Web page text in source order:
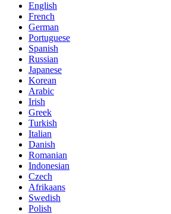
English
French
German
Portuguese
Spanish
Russian
Japanese
Korean
Arabic
Irish
Greek
Turkish
Italian
Danish
Romanian
Indonesian
Czech
Afrikaans
Swedish
Polish